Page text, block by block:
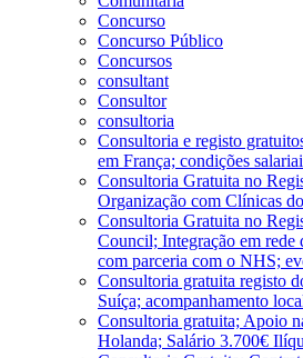
Concurso
Concurso Público
Concursos
consultant
Consultor
consultoria
Consultoria e registo
em França; condições
Consultoria Gratuita no
Organização com Clínicas
Consultoria Gratuita no
Council; Integração em rede
com parceria com o NHS;
Consultoria gratuita registo
Suíça; acompanhamento
Consultoria gratuita; Apoio
Holanda; Salário 3.700€